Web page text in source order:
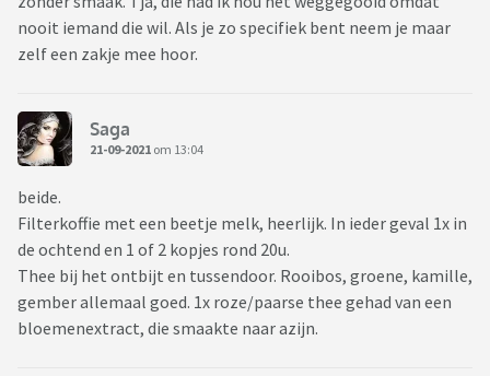
nooit iemand die wil. Als je zo specifiek bent neem je maar
zelf een zakje mee hoor.
Saga
21-09-2021 om 13:04
beide.
Filterkoffie met een beetje melk, heerlijk. In ieder geval 1x in
de ochtend en 1 of 2 kopjes rond 20u.
Thee bij het ontbijt en tussendoor. Rooibos, groene, kamille,
gember allemaal goed. 1x roze/paarse thee gehad van een
bloemenextract, die smaakte naar azijn.